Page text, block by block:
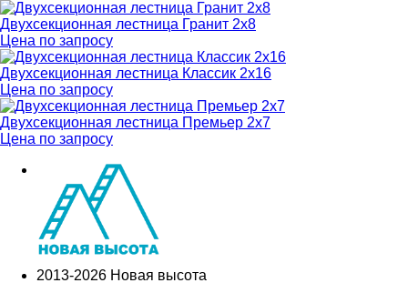
Двухсекционная лестница Гранит 2х8
Цена по запросу
Двухсекционная лестница Классик 2х16
Цена по запросу
Двухсекционная лестница Премьер 2х7
Цена по запросу
2013-2026 Новая высота